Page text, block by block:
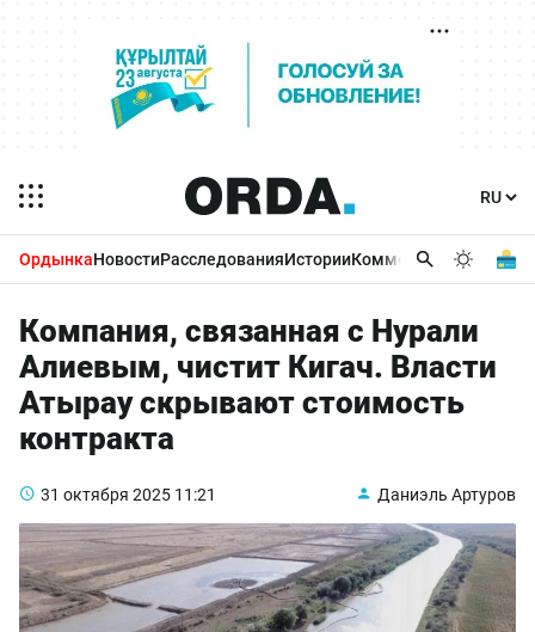
ОрдынкаНовостиРасследованияИсторииКомментарииБизнес
Компания, связанная с Нурали
Алиевым, чистит Кигач. Власти
Атырау скрывают стоимость
контракта
31 октября 2025 11:21 Даниэль Артуров